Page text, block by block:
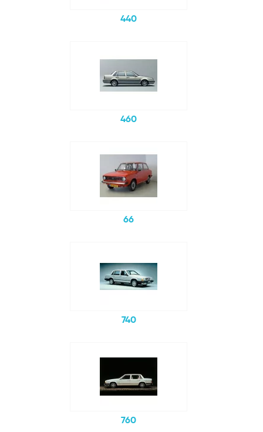
440
460
66
740
760